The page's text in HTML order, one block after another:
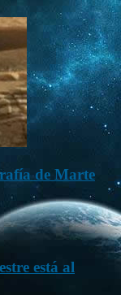
de Marte
está al